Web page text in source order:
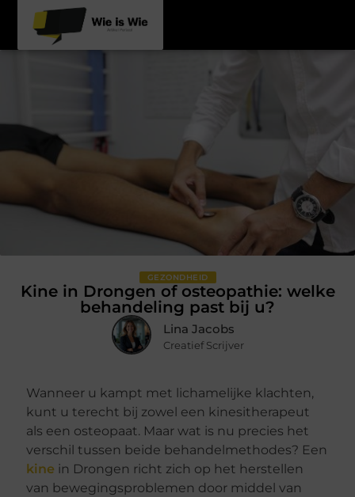
GEZONDHEID
Kine in Drongen of osteopathie: welke
behandeling past bij u?
Lina Jacobs
Creatief Scrijver
Wanneer u kampt met lichamelijke klachten,
kunt u terecht bij zowel een kinesitherapeut
als een osteopaat. Maar wat is nu precies het
verschil tussen beide behandelmethodes? Een
kine in Drongen richt zich op het herstellen
van bewegingsproblemen door middel van